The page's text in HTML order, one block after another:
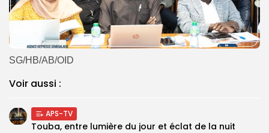
SG/HB/AB/OID
Voir aussi :
APS-TV
Touba, entre lumière du jour et éclat de la nuit